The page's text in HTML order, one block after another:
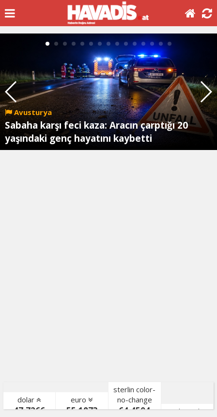
Avusturya
Sabaha karşı feci kaza: Aracın çarptığı 20
yaşındaki genç hayatını kaybetti
dolar
47,7266
euro
55,1873
sterlin color-
no-change
64,4504
gr. altın color-